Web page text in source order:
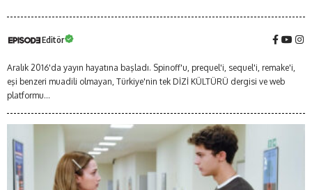
Editör
Aralık 2016'da yayın hayatına başladı. Spinoff'u, prequel'i, sequel'i, remake'i,
eşi benzeri muadili olmayan, Türkiye'nin tek DİZİ KÜLTÜRÜ dergisi ve web
platformu...